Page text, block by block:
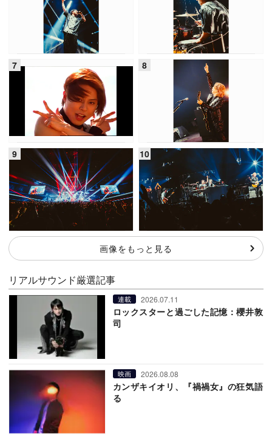
画像をもっと見る
リアルサウンド厳選記事
連載 2026.07.11
ロックスターと過ごした記憶：櫻井敦
司
映画 2026.08.08
カンザキイオリ、『禍禍女』の狂気語
る